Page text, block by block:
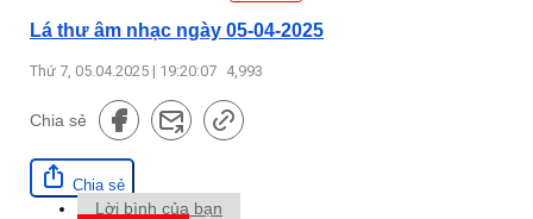
Lá thư âm nhạc ngày 05-04-2025
Thứ 7, 05.04.2025 | 19:20:07 4,993
Chia sẻ
Chia sẻ
Lời bình của bạn